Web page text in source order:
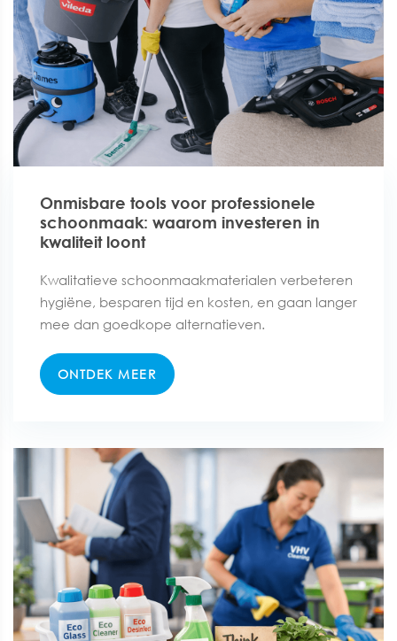
Onmisbare tools voor professionele
schoonmaak: waarom investeren in
kwaliteit loont
Kwalitatieve schoonmaakmaterialen verbeteren
hygiëne, besparen tijd en kosten, en gaan langer
mee dan goedkope alternatieven.
ONTDEK MEER